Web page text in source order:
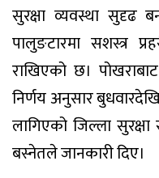
सुरक्षा व्यवस्था सुदृढ
पालुङटारमा सशस्त्र
राखिएको छ।
निर्णय अनुसार
लागिएको जिल्ला
बस्नेतले जानकारी दिए।